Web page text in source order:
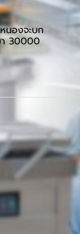
นองจะบก
า 30000